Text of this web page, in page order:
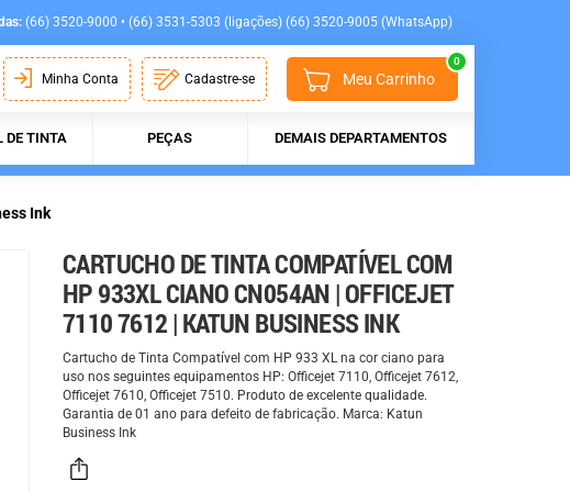
(66) 3520-9000 • (66) 3531-5303 (ligações) (66) 3520-9005 (WhatsApp)
Minha Conta Cadastre-se Meu Carrinho
0
DE TINTA PEÇAS DEMAIS DEPARTAMENTOS
Ink
CARTUCHO DE TINTA COMPATÍVEL COM
HP 933XL CIANO CN054AN | OFFICEJET
7110 7612 | KATUN BUSINESS INK
Cartucho de Tinta Compatível com HP 933 XL na cor ciano para
uso nos seguintes equipamentos HP: Officejet 7110, Officejet 7612,
Officejet 7610, Officejet 7510. Produto de excelente qualidade.
Garantia de 01 ano para defeito de fabricação. Marca: Katun
Business Ink